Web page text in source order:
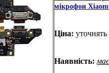
мікрофон
Ціна: уточнять
Наявність: